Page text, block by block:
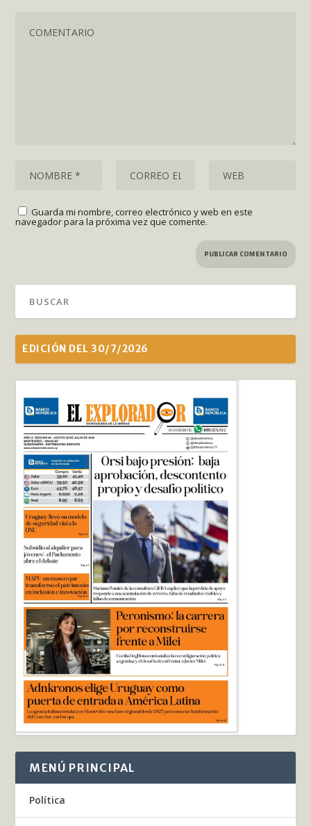
Guarda mi nombre, correo electrónico y web en este
navegador para la próxima vez que comente.
EDICIÓN DEL 30/7/2026
MENÚ PRINCIPAL
Política